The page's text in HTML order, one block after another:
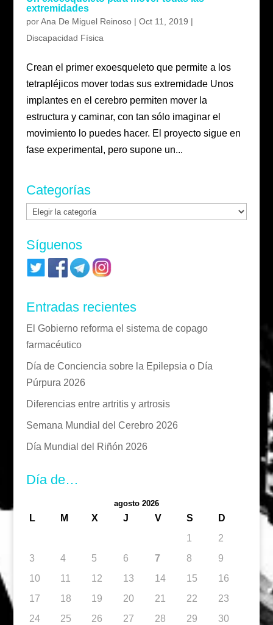
extremidades
porAna De Miguel Reinoso| Oct 11, 2019 |
Discapacidad Física
Crean el primer exoesqueleto que permite a los
tetrapléjicos mover todas sus extremidade Unos
implantes en el cerebro permiten mover la
estructura y caminar, con tan sólo imaginar el
movimiento lo puedes hacer. El proyecto sigue en
fase experimental, pero supone un...
Categorías
Categorías
Síguenos
Entradas recientes
El Gobierno reforma el sistema de copago
farmacéutico
Día de Conciencia sobre la Epilepsia o Día
Púrpura 2026
Diferencias entre artritis y artrosis
Semana Mundial del Cerebro 2026
Día Mundial del Riñón 2026
Día de…
agosto 2026
L M X J V S
D
1
2
3
4 5 6 7 8
9
10
11 12 13 14 15
16
17
18 19 20 21 22
23
24
25 26 27 28 29
30